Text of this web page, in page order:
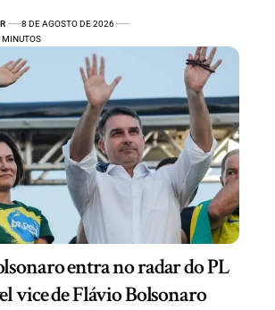
8 DE AGOSTO DE 2026
MINUTOS
entra no radar do PL
vice de Flávio Bolsonaro